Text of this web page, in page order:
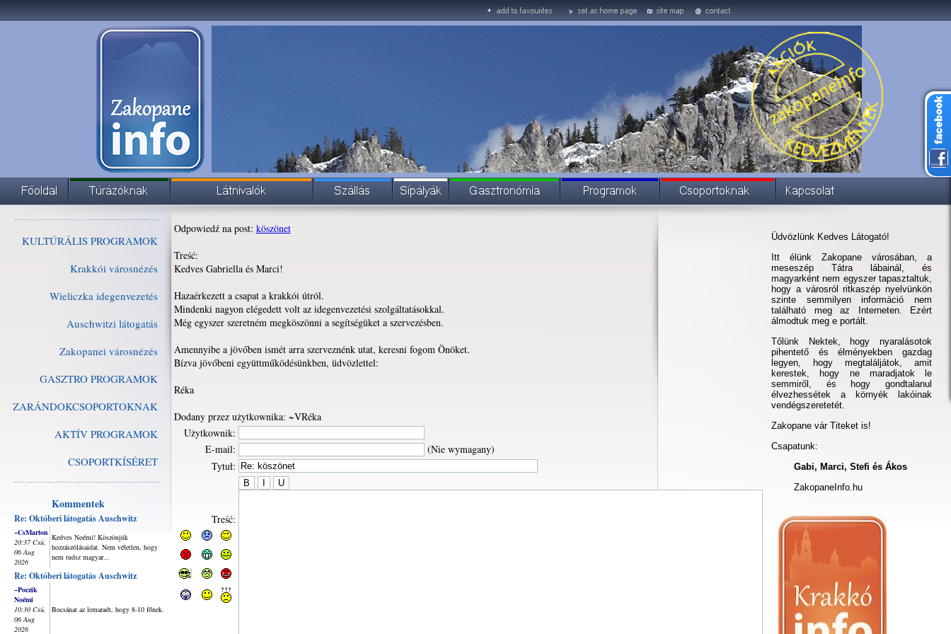
KULTÚRÁLIS PROGRAMOK
Krakkói városnézés
Wieliczka idegenvezetés
Auschwitzi látogatás
Zakopanei városnézés
GASZTRO PROGRAMOK
ZARÁNDOKCSOPORTOKNAK
AKTÍV PROGRAMOK
CSOPORTKÍSÉRET
Kommentek
Re: Októberi látogatás Auschwitz
~CsMarton
20:37 Csü,
06 Aug
2026
Kedves Noémi! Köszönjük
hozzászólásaidat. Nem véletlen, hogy
nem tudsz magyar...
Re: Októberi látogatás Auschwitz
~Poczik
Noémi
10:30 Csü,
06 Aug
2026
Bocsánat az lemaradt, hogy 8-10 főnek.
Odpowiedź na post: köszönet
Treść:
Kedves Gabriella és Marci!
Hazaérkezett a csapat a krakkói útról.
Mindenki nagyon elégedett volt az idegenvezetési szolgáltatásokkal.
Még egyszer szeretném megköszönni a segítségüket a szervezésben.
Amennyibe a jövőben ismét arra szerveznénk utat, keresni fogom Önöket.
Bízva jövőbeni együttműködésünkben, üdvözlettel:
Réka
Dodany przez użytkownika: ~VRéka
Użytkownik:
E-mail:
(Nie wymagany)
Tytuł:
Treść:
Üdvözlünk Kedves Látogató!
Itt élünk Zakopane városában, a
meseszép Tátra lábainál, és
magyarként nem egyszer tapasztaltuk,
hogy a városról ritkaszép nyelvünkön
szinte semmilyen információ nem
található meg az Interneten. Ezért
álmodtuk meg e portált.
Tőlünk Nektek, hogy nyaralásotok
pihentető és élményekben gazdag
legyen, hogy megtaláljátok, amit
kerestek, hogy ne maradjatok le
semmiről, és hogy gondtalanul
élvezhessétek a környék lakóinak
vendégszeretetét.
Zakopane vár Titeket is!
Csapatunk:
Gabi, Marci, Stefi és Ákos
ZakopaneInfo.hu